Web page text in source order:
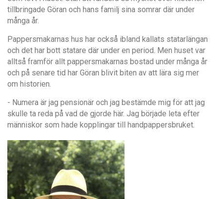
tillbringade Göran och hans familj sina somrar där under
många år.
Pappersmakarnas hus har också ibland kallats statarlängan
och det har bott statare där under en period. Men huset var
alltså framför allt pappersmakarnas bostad under många år
och på senare tid har Göran blivit biten av att lära sig mer
om historien.
- Numera är jag pensionär och jag bestämde mig för att jag
skulle ta reda på vad de gjorde här. Jag började leta efter
människor som hade kopplingar till handpappersbruket.